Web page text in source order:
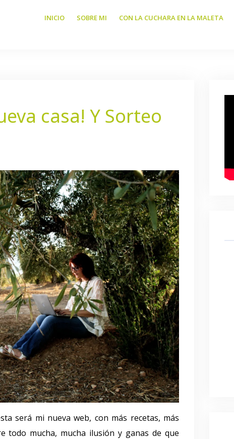
INICIO SOBRE MI CON LA CUCHARA EN LA MALETA
casa! Y Sorteo
será mi nueva web, con más recetas, más
todo mucha, mucha ilusión y ganas de que